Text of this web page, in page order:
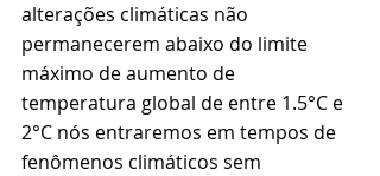
alterações climáticas não
permanecerem abaixo do limite
máximo de aumento de
temperatura global de entre 1.5°C e
2°C nós entraremos em tempos de
fenômenos climáticos sem